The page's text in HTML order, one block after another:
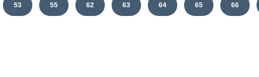
53 55 62 63 64 65 66